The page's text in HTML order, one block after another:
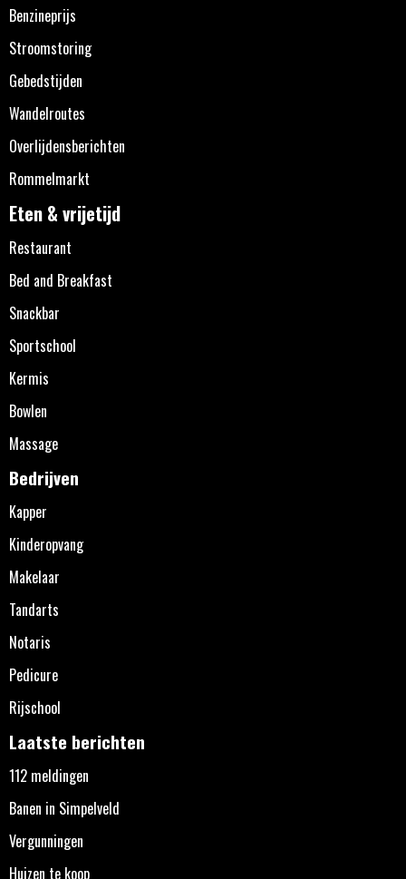
Benzineprijs
Stroomstoring
Gebedstijden
Wandelroutes
Overlijdensberichten
Rommelmarkt
Eten & vrijetijd
Restaurant
Bed and Breakfast
Snackbar
Sportschool
Kermis
Bowlen
Massage
Bedrijven
Kapper
Kinderopvang
Makelaar
Tandarts
Notaris
Pedicure
Rijschool
Laatste berichten
112 meldingen
Banen in Simpelveld
Vergunningen
Huizen te koop